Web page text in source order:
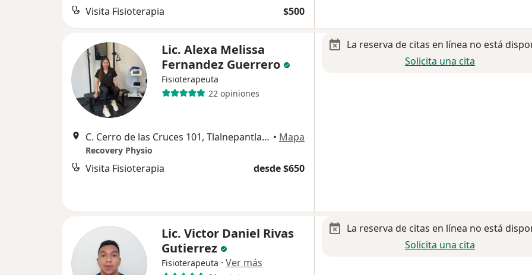
Visita Fisioterapia $500
Lic. Alexa Melissa
Fernandez Guerrero
Fisioterapeuta
22 opiniones
C. Cerro de las Cruces 101, Tlalnepantla de Baz • Mapa
Recovery Physio
Visita Fisioterapia desde $650
La reserva de citas en línea no está
Solicita una cita
Lic. Victor Daniel Rivas
Gutierrez
Fisioterapeuta · Ver más
La reserva de citas en línea no está
Solicita una cita